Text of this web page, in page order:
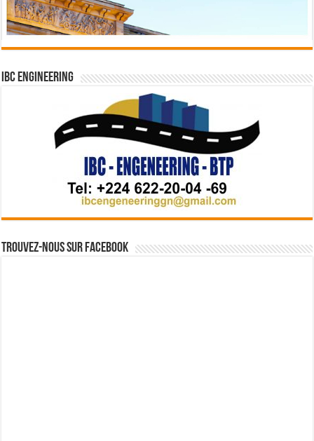
IBC Engineering
Trouvez-nous sur Facebook